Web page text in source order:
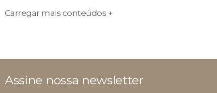
Carregar mais conteúdos +
Assine nossa newsletter